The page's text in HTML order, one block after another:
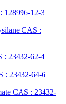
128996-12-3
CAS :
: 23432-62-4
: 23432-64-6
CAS : 23432-